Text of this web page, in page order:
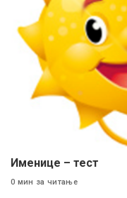
Именице – тест
0 мин за читање